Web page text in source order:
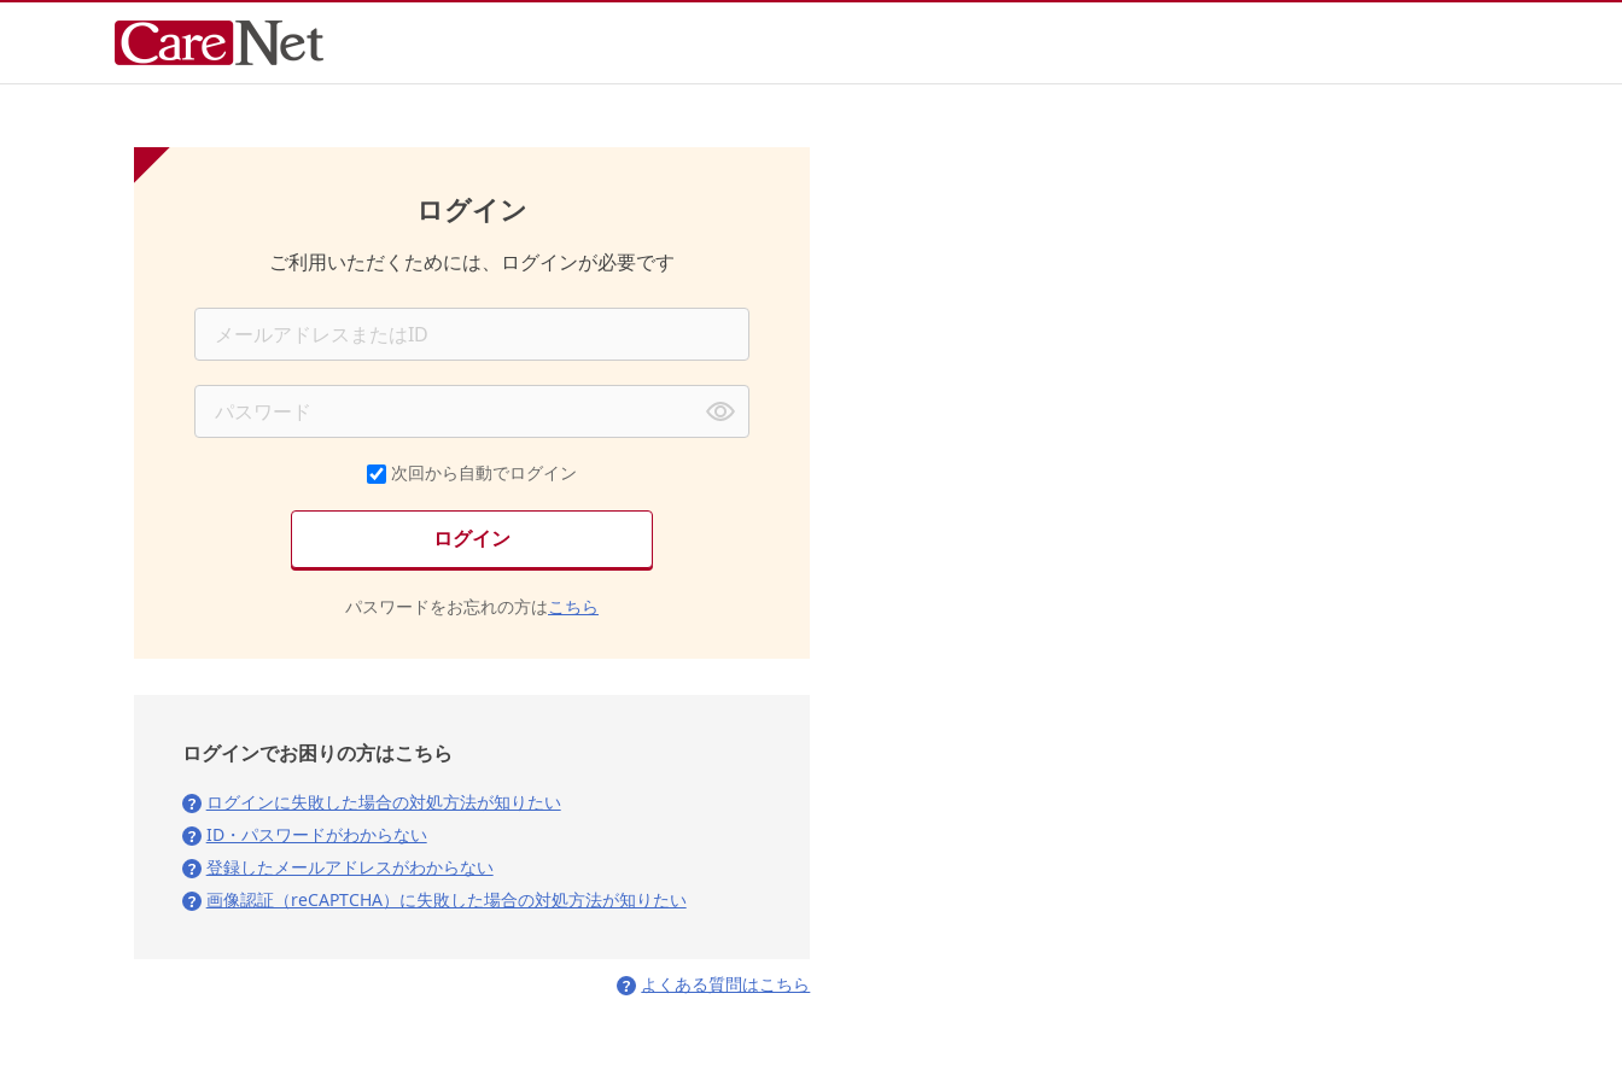
ログイン
ご利用いただくためには、ログインが必要です
次回から自動でログイン
パスワードをお忘れの方はこちら
ログインでお困りの方はこちら
ログインに失敗した場合の対処方法が知りたい
ID・パスワードがわからない
登録したメールアドレスがわからない
画像認証（reCAPTCHA）に失敗した場合の対処方法が知りたい
よくある質問はこちら